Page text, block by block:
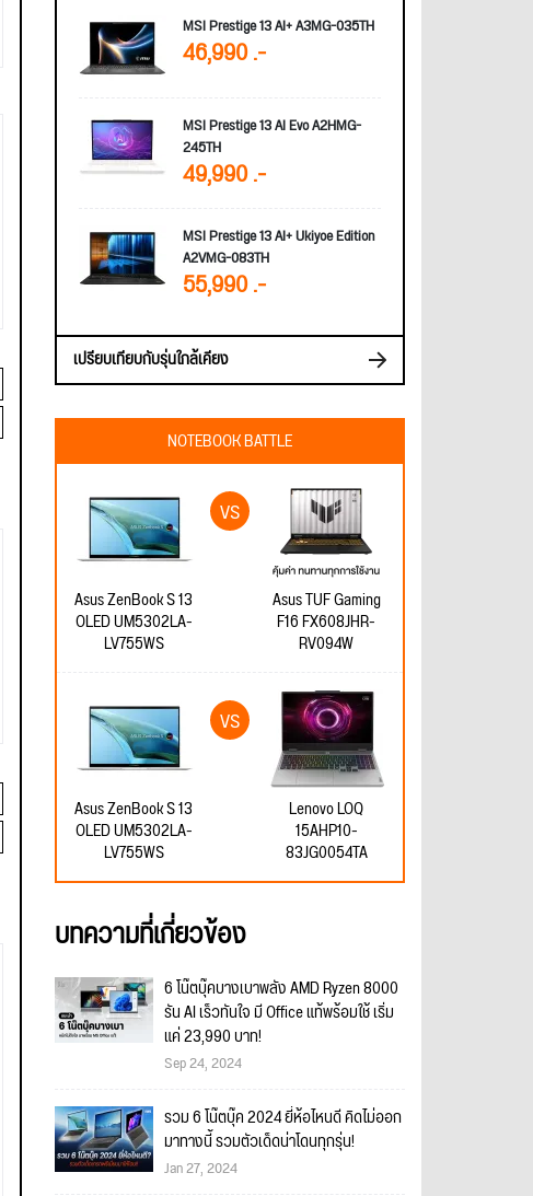
MSI Prestige 13 AI+ A3MG-035TH
46,990 .-
MSI Prestige 13 AI Evo A2HMG-
245TH
49,990 .-
MSI Prestige 13 AI+ Ukiyoe Edition
A2VMG-083TH
55,990 .-
เปรียบเทียบกับรุ่นใกล้เคียง
NOTEBOOK BATTLE
Asus ZenBook S 13
OLED UM5302LA-
LV755WS
Asus TUF Gaming
F16 FX608JHR-
RV094W
Asus ZenBook S 13
OLED UM5302LA-
LV755WS
Lenovo LOQ
15AHP10-
83JG0054TA
บทความที่เกี่ยวข้อง
6 โน๊ตบุ๊คบางเบาพลัง AMD Ryzen 8000
รัน AI เร็วทันใจ มี Office แท้พร้อมใช้ เริ่ม
แค่ 23,990 บาท!
Sep 24, 2024
รวม 6 โน๊ตบุ๊ค 2024 ยี่ห้อไหนดี คิดไม่ออก
มาทางนี้ รวมตัวเด็ดน่าโดนทุกรุ่น!
Jan 27, 2024